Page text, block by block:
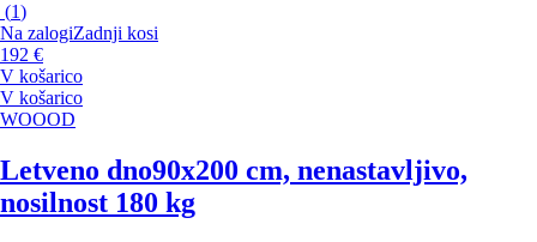
(1)
Na zalogiZadnji kosi
192 €
V košarico
V košarico
WOOOD
Letveno dno90x200 cm, nenastavljivo,
nosilnost 180 kg